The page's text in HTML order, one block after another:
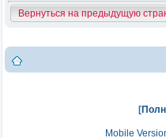
Вернуться на предыдущую
[
Mobile